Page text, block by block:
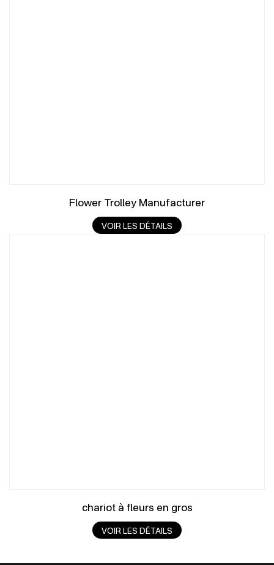
Flower Trolley Manufacturer
VOIR LES DÉTAILS
chariot à fleurs en gros
VOIR LES DÉTAILS